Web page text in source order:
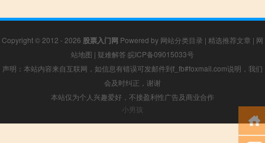
Copyright © 2012 - 2026 股票入门网 Powered by 网站分类目录 | 精选推荐文章 | 网
站地图 | 疑难解答 皖ICP备09015033号
声明：本站内容来自互联网，如信息有错误可发邮件到f_fb#foxmail.com说明，我们
会及时纠正，谢谢
本站仅为个人兴趣爱好，不接盈利性广告及商业合作
小男孩